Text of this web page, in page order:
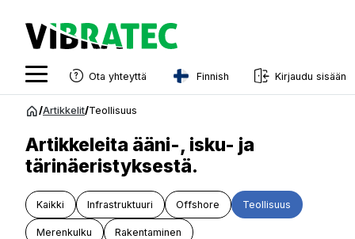
Siirry
Ota yhteyttä Finnish
French
Estonian
Kirjaudu sisään
/Artikkelit/Teollisuus
Artikkeleita ääni-, isku- ja
tärinäeristyksestä.
Kaikki Infrastruktuuri Offshore Teollisuus
Merenkulku Rakentaminen